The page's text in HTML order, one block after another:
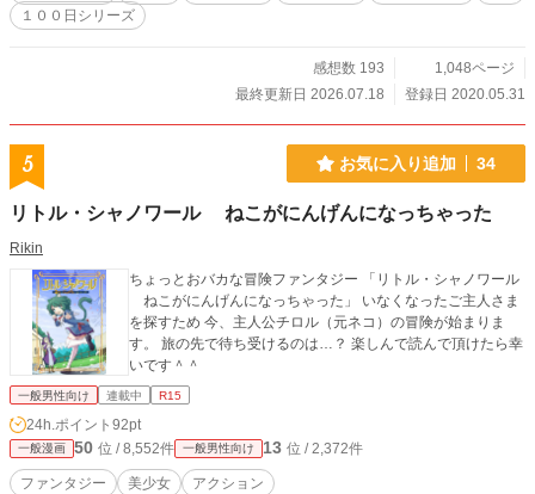
１００日シリーズ
感想数 193
1,048ページ
最終更新日 2026.07.18
登録日 2020.05.31
5 お気に入り追加 34
リトル・シャノワール ねこがにんげんになっちゃった
Rikin
ちょっとおバカな冒険ファンタジー 「リトル・シャノワール
ねこがにんげんになっちゃった」 いなくなったご主人さま
を探すため 今、主人公チロル（元ネコ）の冒険が始まりま
す。 旅の先で待ち受けるのは…？ 楽しんで読んで頂けたら幸
いです＾＾
一般男性向け 連載中 R15
24h.ポイント 92pt
一般漫画 50 位 / 8,552件 一般男性向け 13 位 / 2,372件
ファンタジー 美少女 アクション